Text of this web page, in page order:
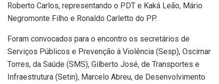
Roberto Carlos, representando o PDT e Kaká Leão, Mário
Negromonte Filho e Ronaldo Carletto do PP.
Foram convocados para o encontro os secretários de
Serviços Públicos e Prevenção à Violência (Sesp), Oscimar
Torres, da Saúde (SMS), Gilberto José, de Transportes e
Infraestrutura (Setin), Marcelo Abreu, de Desenvolvimento